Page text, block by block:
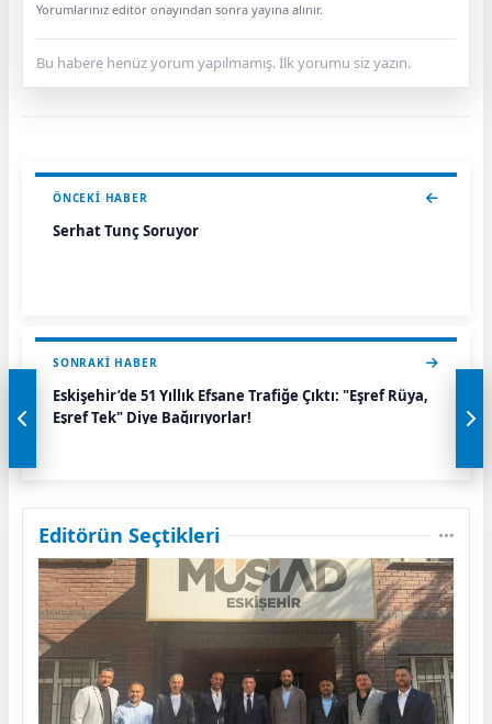
Yorumlarınız editör onayından sonra yayına alınır.
Bu habere henüz yorum yapılmamış. İlk yorumu siz yazın.
ÖNCEKI HABER
Serhat Tunç Soruyor
SONRAKI HABER
Eskişehir’de 51 Yıllık Efsane Trafiğe Çıktı: "Eşref Rüya,
Eşref Tek" Diye Bağırıyorlar!
Editörün Seçtikleri